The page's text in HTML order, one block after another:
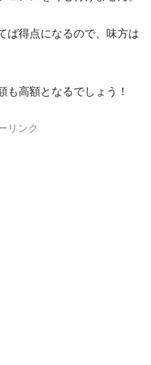
ば得点になるので、味方は
も高額となるでしょう！
リンク